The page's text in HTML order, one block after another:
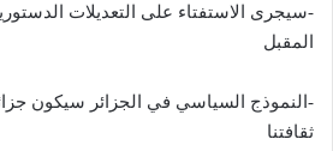
-سيجرى الاستفتاء على التعديلات
المقبل
-النموذج السياسي في الجزائر سيكون
ثقافتنا